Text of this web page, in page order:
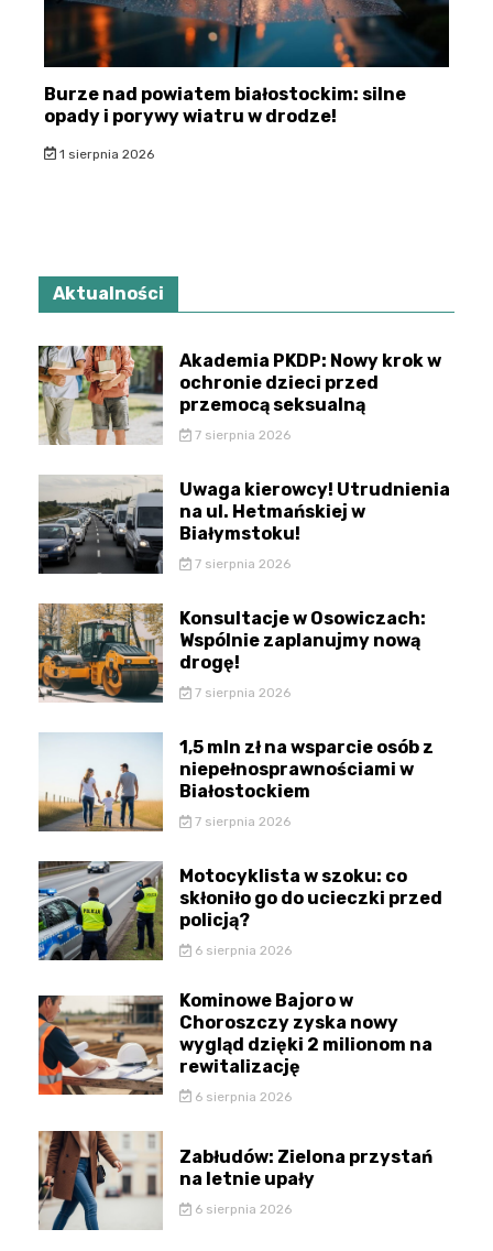
Burze nad powiatem białostockim: silne
opady i porywy wiatru w drodze!
1 sierpnia 2026
Aktualności
Akademia PKDP: Nowy krok w
ochronie dzieci przed
przemocą seksualną
7 sierpnia 2026
Uwaga kierowcy! Utrudnienia
na ul. Hetmańskiej w
Białymstoku!
7 sierpnia 2026
Konsultacje w Osowiczach:
Wspólnie zaplanujmy nową
drogę!
7 sierpnia 2026
1,5 mln zł na wsparcie osób z
niepełnosprawnościami w
Białostockiem
7 sierpnia 2026
Motocyklista w szoku: co
skłoniło go do ucieczki przed
policją?
6 sierpnia 2026
Kominowe Bajoro w
Choroszczy zyska nowy
wygląd dzięki 2 milionom na
rewitalizację
6 sierpnia 2026
Zabłudów: Zielona przystań
na letnie upały
6 sierpnia 2026